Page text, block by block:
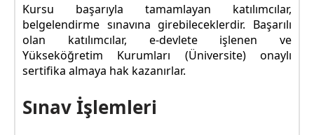
Kursu başarıyla tamamlayan katılımcılar,
belgelendirme sınavına girebileceklerdir. Başarılı
olan katılımcılar, e-devlete işlenen ve
Yükseköğretim Kurumları (Üniversite) onaylı
sertifika almaya hak kazanırlar.
Sınav İşlemleri